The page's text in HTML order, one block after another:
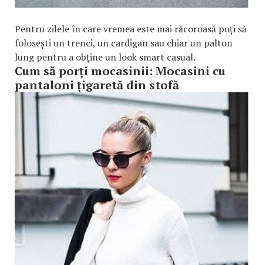
Pentru zilele în care vremea este mai răcoroasă poți să
folosești un trenci, un cardigan sau chiar un palton
lung pentru a obține un look smart casual.
Cum să porți mocasinii: Mocasini cu
pantaloni țigaretă din stofă